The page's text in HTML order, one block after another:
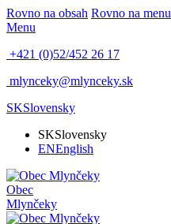
Rovno na obsah Rovno na menu
Menu
+421 (0)52/452 26 17
mlynceky@mlynceky.sk
SKSlovensky
SKSlovensky
ENEnglish
Obec
Mlynčeky